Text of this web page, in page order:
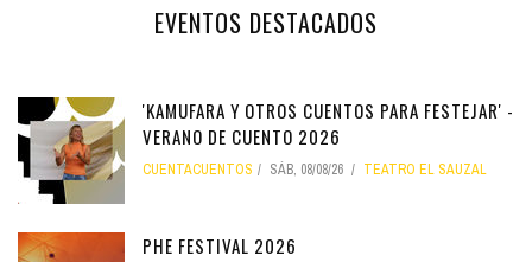
EVENTOS DESTACADOS
'KAMUFARA Y OTROS CUENTOS PARA FESTEJAR' -
VERANO DE CUENTO 2026
CUENTACUENTOS SÁB, 08/08/26 TEATRO EL SAUZAL
PHE FESTIVAL 2026